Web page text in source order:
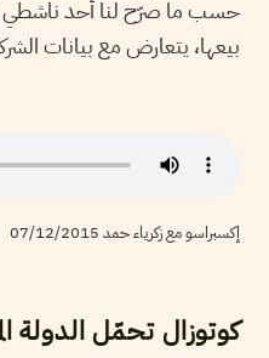
حسب ما صرّح لنا أحد ناشطي
بيعها، يتعارض مع بيانات
إكسبراسو مع زكرياء حمد 07/12/2015
كوتوزال تحمّل الدولة